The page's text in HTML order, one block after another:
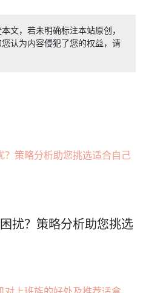
文，若未明确标注本站原创，
认为内容侵犯了您的权益，请
扰？策略分析助您挑选